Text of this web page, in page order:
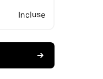
Incluse